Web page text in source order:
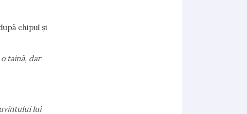
chipul şi
taină, dar
lui